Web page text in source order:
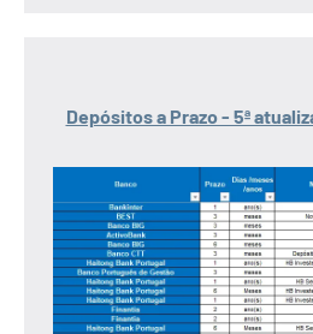
Depósitos a Prazo - 5ª